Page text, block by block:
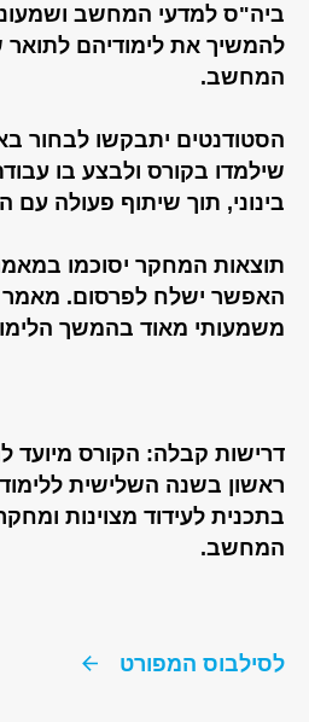
ביה"ס למדעי המחשב
להמשיך את לימודיהם לתואר
המחשב.
הסטודנטים יתבקשו לבחור
שילמדו בקורס ולבצע בו
בינוני, תוך שיתוף פעולה עם
תוצאות המחקר יסוכמו
האפשר ישלח לפרסום. מאמר
משמעותי מאוד בהמשך
דרישות קבלה: הקורס מיועד
ראשון בשנה השלישית
בתכנית לעידוד מצוינות
המחשב.
לסילבוס המפורט